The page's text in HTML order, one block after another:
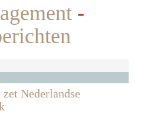
-
Nederlandse